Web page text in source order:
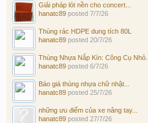
Giải pháp lót nền cho concert...
hanatc89 posted 7/7/26
Thùng rác HDPE dung tích 80L
hanatc89 posted 20/7/26
Thùng Nhựa Nắp Kín: Công Cụ Nhỏ...
hanatc89 posted 6/7/26
Báo giá thùng nhựa chữ nhật...
hanatc89 posted 25/7/26
những ưu điểm của xe nâng tay...
hanatc89 posted 27/7/26